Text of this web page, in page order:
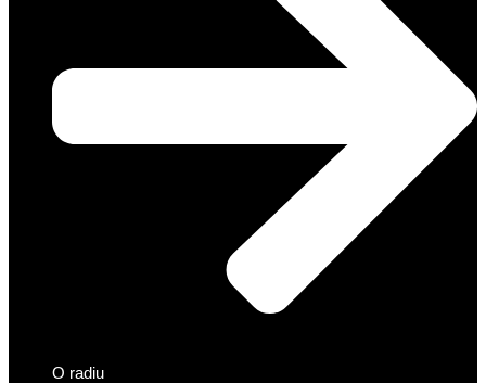
O radiu